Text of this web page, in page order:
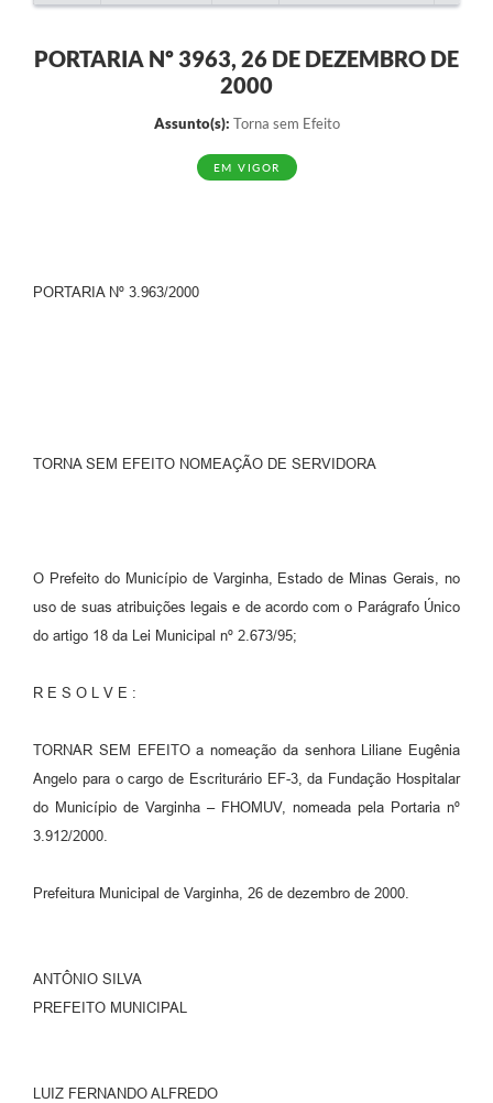
PORTARIA Nº 3963, 26 DE DEZEMBRO DE
2000
Assunto(s): Torna sem Efeito
EM VIGOR
PORTARIA Nº 3.963/2000
TORNA SEM EFEITO NOMEAÇÃO DE SERVIDORA
O Prefeito do Município de Varginha, Estado de Minas Gerais, no
uso de suas atribuições legais e de acordo com o Parágrafo Único
do artigo 18 da Lei Municipal nº 2.673/95;
R E S O L V E :
TORNAR SEM EFEITO a nomeação da senhora Liliane Eugênia
Angelo para o cargo de Escriturário EF-3, da Fundação Hospitalar
do Município de Varginha – FHOMUV, nomeada pela Portaria nº
3.912/2000.
Prefeitura Municipal de Varginha, 26 de dezembro de 2000.
ANTÔNIO SILVA
PREFEITO MUNICIPAL
LUIZ FERNANDO ALFREDO